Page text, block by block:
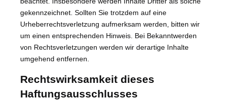
gekennzeichnet. Sollten Sie trotzdem auf eine
Urheberrechtsverletzung aufmerksam werden, bitten wir
um einen entsprechenden Hinweis. Bei Bekanntwerden
von Rechtsverletzungen werden wir derartige Inhalte
umgehend entfernen.
Rechtswirksamkeit dieses
Haftungsausschlusses